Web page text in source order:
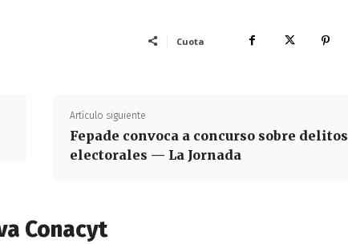
Cuota
Artículo siguiente
Fepade convoca a concurso sobre delitos
electorales — La Jornada
Conacyt